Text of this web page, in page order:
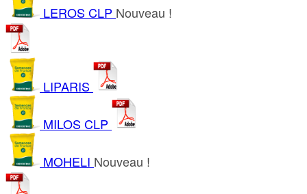
LEROS CLP Nouveau !
LIPARIS
MILOS CLP
MOHELI Nouveau !